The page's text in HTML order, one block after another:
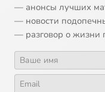
14 Об
15 О биоэтике.
— анонсы лучших
— новости
— разговор о жизни